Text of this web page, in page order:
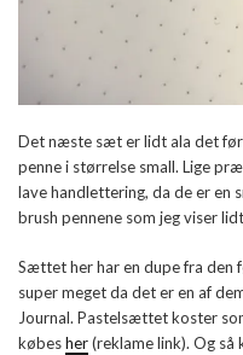
Det næste sæt er lidt ala det
penne i størrelse small. Lige
lave handlettering, da de er en
brush pennene som jeg viser
Sættet her har en dupe fra den
super meget da det er en af
Journal. Pastelsættet koster
købesher(reklame link). Og så